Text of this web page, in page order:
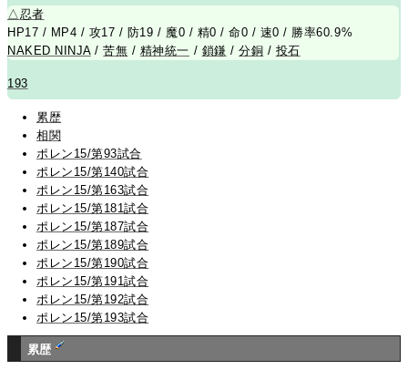
△忍者
HP17 / MP4 / 攻17 / 防19 / 魔0 / 精0 / 命0 / 速0 / 勝率60.9%
NAKED NINJA/苦無 / 精神統一 / 鎖鎌 /分銅 / 投石
193
累歴
相関
ポレン15/第93試合
ポレン15/第140試合
ポレン15/第163試合
ポレン15/第181試合
ポレン15/第187試合
ポレン15/第189試合
ポレン15/第190試合
ポレン15/第191試合
ポレン15/第192試合
ポレン15/第193試合
累歴